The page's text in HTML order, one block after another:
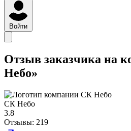
Войти
Отзыв заказчика на
Небо»
СК Небо
3.8
Отзывы: 219